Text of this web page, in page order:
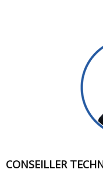
CONSEILLER